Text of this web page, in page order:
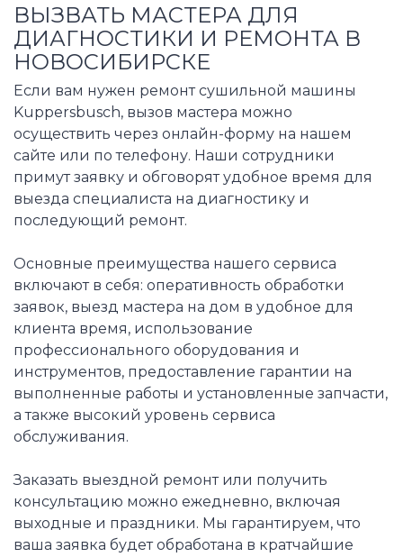
ВЫЗВАТЬ МАСТЕРА ДЛЯ
ДИАГНОСТИКИ И РЕМОНТА В
НОВОСИБИРСКЕ
Если вам нужен ремонт сушильной машины
Kuppersbusch, вызов мастера можно
осуществить через онлайн-форму на нашем
сайте или по телефону. Наши сотрудники
примут заявку и обговорят удобное время для
выезда специалиста на диагностику и
последующий ремонт.
Основные преимущества нашего сервиса
включают в себя: оперативность обработки
заявок, выезд мастера на дом в удобное для
клиента время, использование
профессионального оборудования и
инструментов, предоставление гарантии на
выполненные работы и установленные запчасти,
а также высокий уровень сервиса
обслуживания.
Заказать выездной ремонт или получить
консультацию можно ежедневно, включая
выходные и праздники. Мы гарантируем, что
ваша заявка будет обработана в кратчайшие